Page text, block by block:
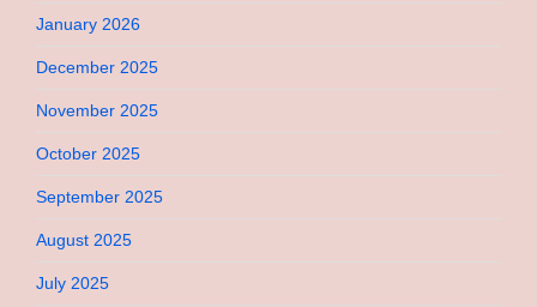
January 2026
December 2025
November 2025
October 2025
September 2025
August 2025
July 2025